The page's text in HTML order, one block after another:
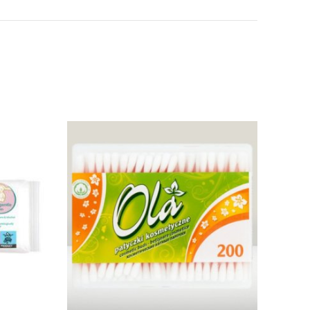
email-in dhe sajtin tim, për herën tjetër që